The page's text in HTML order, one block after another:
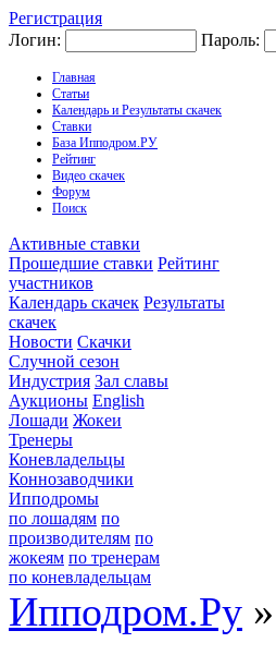
Регистрация
Логин:
Пароль:
Главная
Статьи
Календарь и Результаты скачек
Ставки
База Ипподром.РУ
Рейтинг
Видео скачек
Форум
Поиск
Активные ставки
Прошедшие ставки Рейтинг
участников
Календарь скачек Результаты
скачек
Новости Скачки
Случной сезон
Индустрия Зал славы
Аукционы English
Лошади Жокеи
Тренеры
Коневладельцы
Коннозаводчики
Ипподромы
по лошадям по
производителям по
жокеям по тренерам
по коневладельцам
Ипподром.Ру »